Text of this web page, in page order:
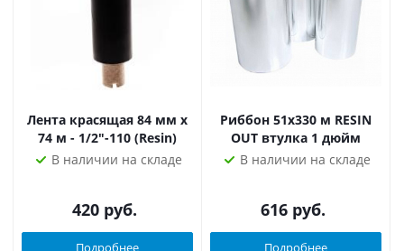
Лента красящая 84 мм х
74 м - 1/2"-110 (Resin)
В наличии на складе
420руб.
Подробнее
Риббон 51х330 м RESIN
OUT втулка 1 дюйм
В наличии на складе
616руб.
Подробнее